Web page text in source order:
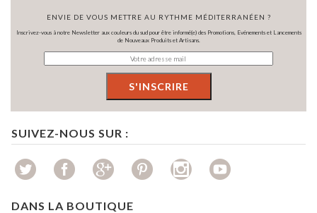
ENVIE DE VOUS METTRE AU RYTHME MÉDITERRANÉEN ?
Inscrivez-vous à notre Newsletter aux couleurs du sud pour être informé(e) des Promotions, Evénements et Lancements
de Nouveaux Produits et Artisans.
SUIVEZ-NOUS SUR :
DANS LA BOUTIQUE